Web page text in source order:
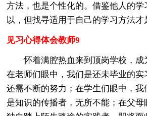
方法，也是个性化的。借鉴他人的
以，但找寻适用于自己的学习方法才
见习心得体会教师9
怀着满腔热血来到顶岗学校，成
在老师们眼中，我们是还未毕业的实
还需不断的努力；在学生们眼中，我
是知识的传播者，无所不能；在父母